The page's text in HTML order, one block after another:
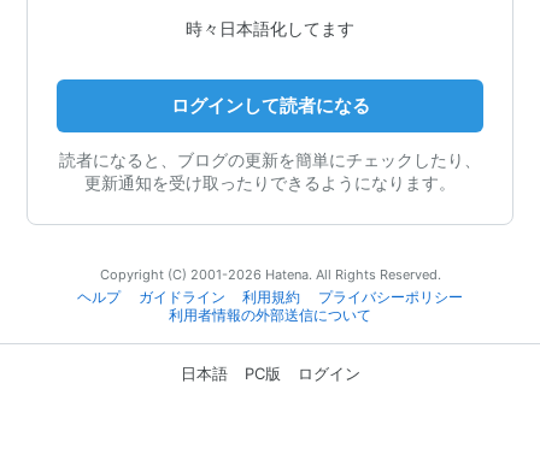
時々日本語化してます
ログインして読者になる
読者になると、ブログの更新を簡単にチェックしたり、
更新通知を受け取ったりできるようになります。
Copyright (C) 2001-2026 Hatena. All Rights Reserved.
ヘルプ
ガイドライン 利用規約
プライバシーポリシー
利用者情報の外部送信について
日本語 PC版 ログイン